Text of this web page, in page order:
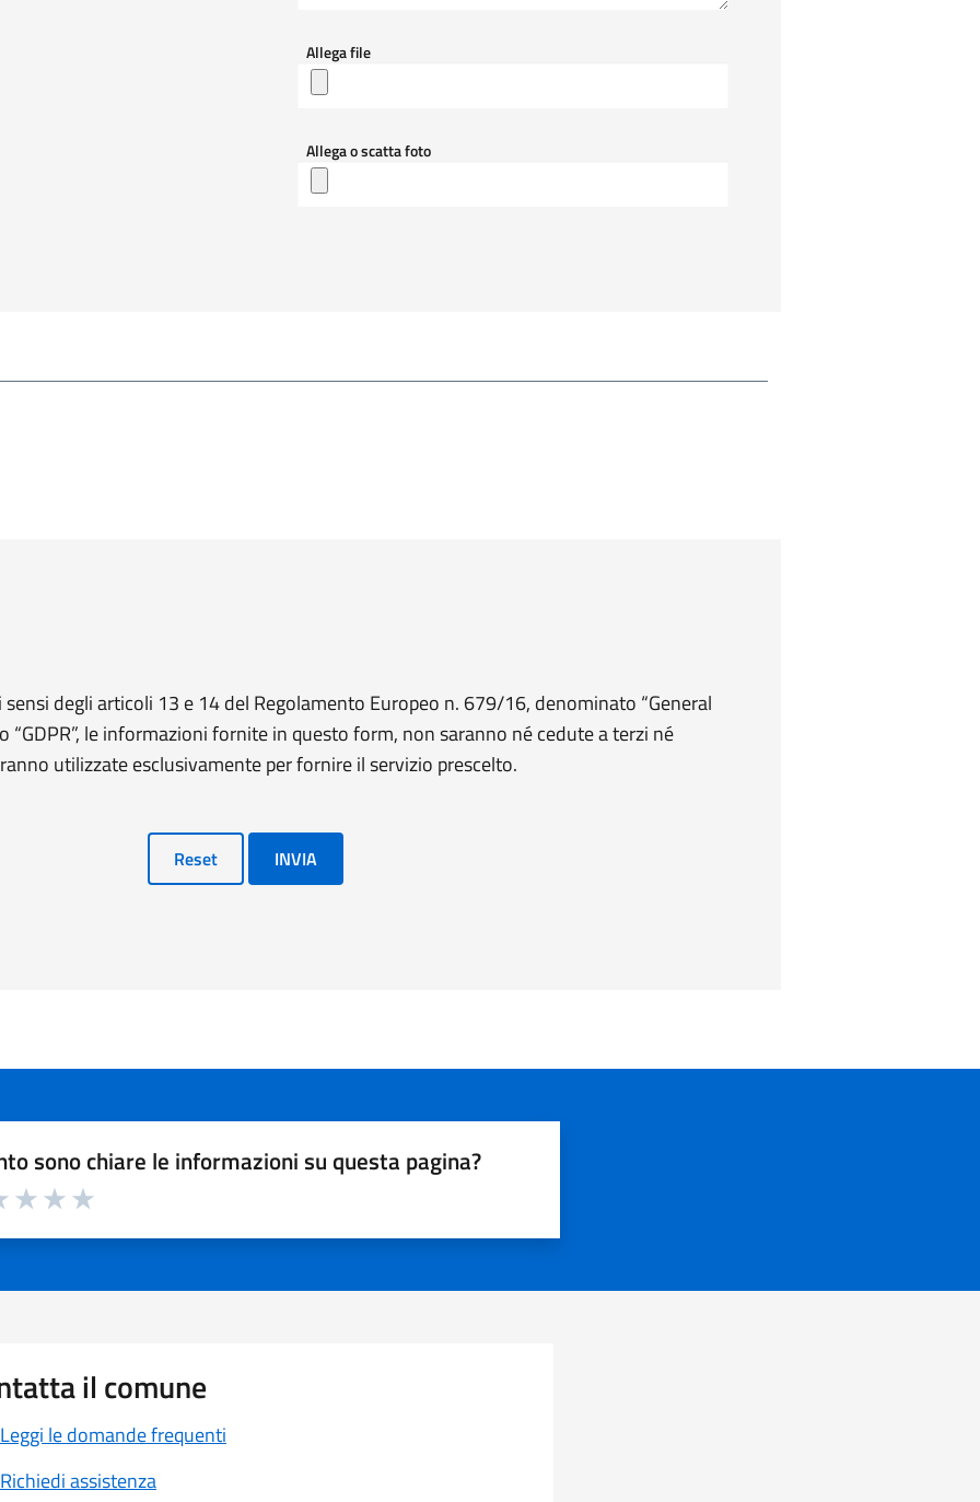
Allega file
Allega o scatta foto
degli articoli 13 e 14 del Regolamento Europeo n. 679/16, denominato “General
“GDPR”, le informazioni fornite in questo form, non saranno né cedute a terzi né
utilizzate esclusivamente per fornire il servizio prescelto.
Reset INVIA
sono chiare le informazioni su questa pagina?
1 a 5 stelle la pagina
il comune
Leggi le domande frequenti
Richiedi assistenza